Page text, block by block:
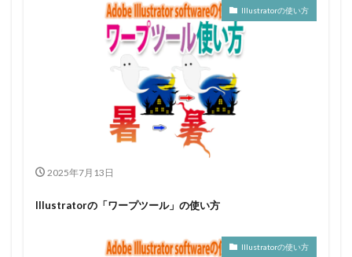
Illustratorの使い方
2025年7月13日
Illustratorの「ワープツール」の使い方
Illustratorの使い方